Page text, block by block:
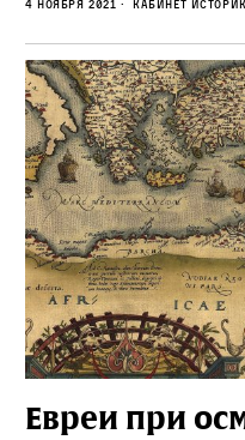
4 ноября 2021 кабинет
Евреи при